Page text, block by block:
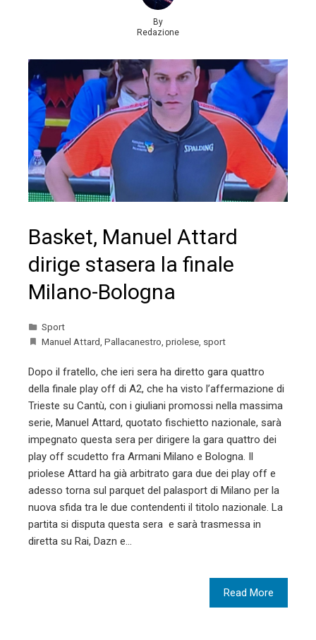
By
Redazione
Basket, Manuel Attard
dirige stasera la finale
Milano-Bologna
Sport
Manuel Attard Pallacanestro priolese sport
Dopo il fratello, che ieri sera ha diretto gara quattro
della finale play off di A2, che ha visto l’affermazione di
Trieste su Cantù, con i giuliani promossi nella massima
serie, Manuel Attard, quotato fischietto nazionale, sarà
impegnato questa sera per dirigere la gara quattro dei
play off scudetto fra Armani Milano e Bologna. Il
priolese Attard ha già arbitrato gara due dei play off e
adesso torna sul parquet del palasport di Milano per la
nuova sfida tra le due contendenti il titolo nazionale. La
partita si disputa questa sera e sarà trasmessa in
diretta su Rai, Dazn e…
Read More